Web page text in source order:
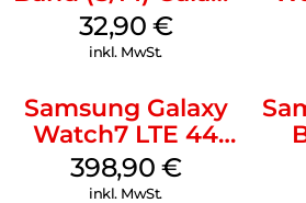
Watch8/Watch8
Classic Red
32,90 €
inkl. MwSt.
Samsung Galaxy
Watch7 LTE 44
mm Silver
398,90 €
inkl. MwSt.